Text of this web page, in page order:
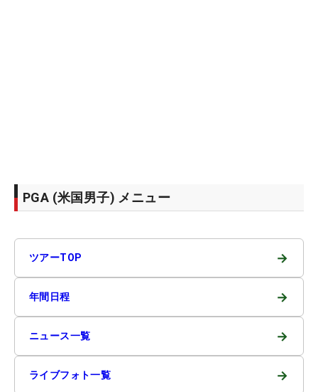
PGA (米国男子) メニュー
ツアーTOP →
年間日程 →
ニュース一覧 →
ライブフォト一覧 →